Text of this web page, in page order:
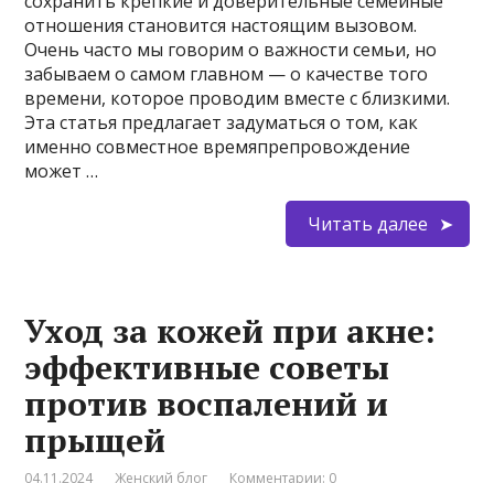
отношения становится настоящим вызовом.
Очень часто мы говорим о важности семьи, но
забываем о самом главном — о качестве того
времени, которое проводим вместе с близкими.
Эта статья предлагает задуматься о том, как
именно совместное времяпрепровождение
может …
Читать далее
Уход за кожей при акне:
эффективные советы
против воспалений и
прыщей
04.11.2024 Женский блог Комментарии: 0